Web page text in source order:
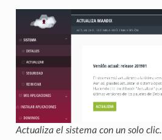
Actualiza el sistema con un solo clic.